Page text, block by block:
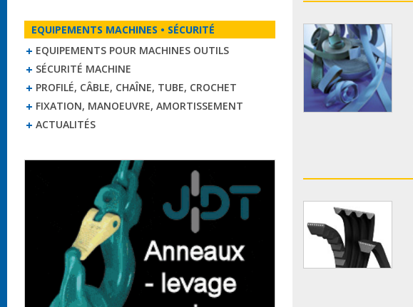
EQUIPEMENTS MACHINES • SÉCURITÉ
EQUIPEMENTS POUR MACHINES OUTILS
SÉCURITÉ MACHINE
PROFILÉ, CÂBLE, CHAÎNE, TUBE, CROCHET
FIXATION, MANOEUVRE, AMORTISSEMENT
ACTUALITÉS